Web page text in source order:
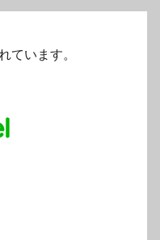
ています。